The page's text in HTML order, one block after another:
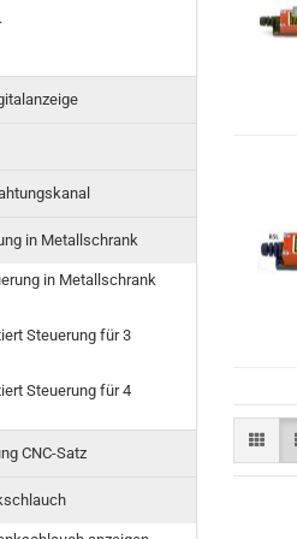
in Metallschrank
in Metallschrank
Steuerung für 3
Steuerung für 4
CNC-Satz